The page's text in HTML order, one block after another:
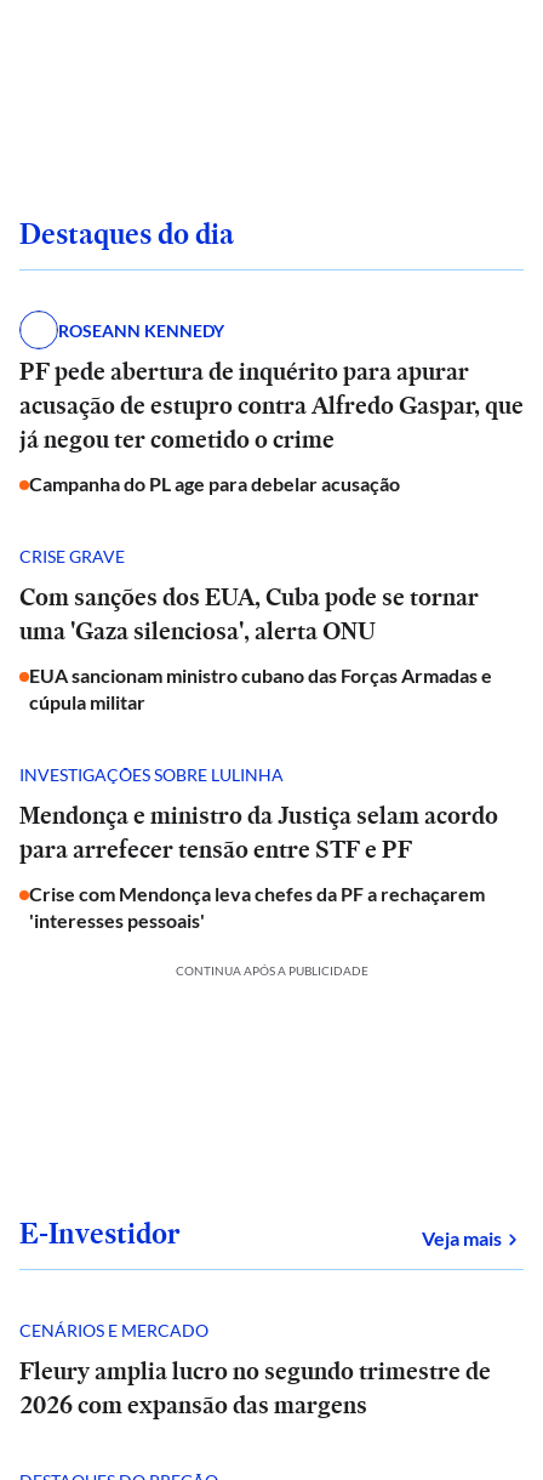
Destaques do dia
ROSEANN KENNEDY
PF pede abertura de inquérito para apurar
acusação de estupro contra Alfredo Gaspar, que
já negou ter cometido o crime
Campanha do PL age para debelar acusação
CRISE GRAVE
Com sanções dos EUA, Cuba pode se tornar
uma 'Gaza silenciosa', alerta ONU
EUA sancionam ministro cubano das Forças Armadas e
cúpula militar
INVESTIGAÇÕES SOBRE LULINHA
Mendonça e ministro da Justiça selam acordo
para arrefecer tensão entre STF e PF
Crise com Mendonça leva chefes da PF a rechaçarem
'interesses pessoais'
CONTINUA APÓS A PUBLICIDADE
E-Investidor Veja mais
CENÁRIOS E MERCADO
Fleury amplia lucro no segundo trimestre de
2026 com expansão das margens